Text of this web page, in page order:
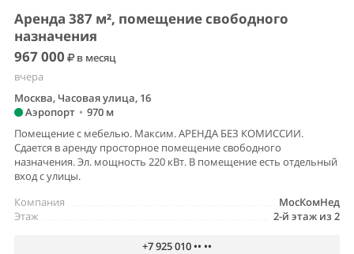
Аренда 387 м², помещение свободного
назначения
967 000
в месяц
вчера
Москва, Часовая улица, 16
Аэропорт • 970 м
Помещение с мебелью. Максим. АРЕНДА БЕЗ КОМИССИИ.
Сдается в аренду просторное помещение свободного
назначения. Эл. мощность 220 кВт. В помещение есть отдельный
вход с улицы.
МосКомНед
Компания
2-й этаж из 2
Этаж
+7 925 010 •• ••